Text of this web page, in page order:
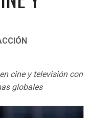
cine y televisión con
globales